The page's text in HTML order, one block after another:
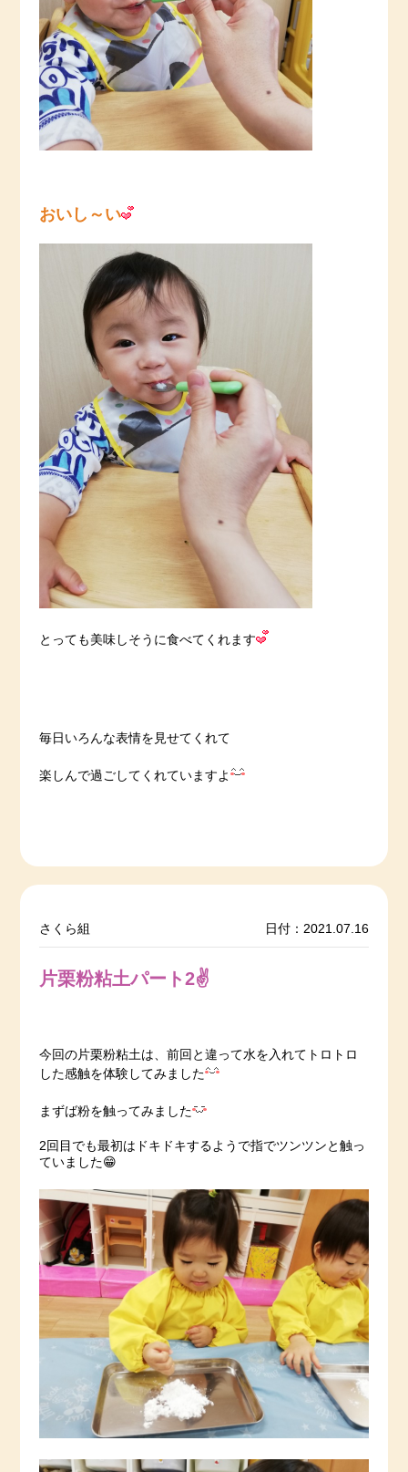
おいし～い
とっても美味しそうに食べてくれます
毎日いろんな表情を見せてくれて
楽しんで過ごしてくれていますよ
さくら組 日付：2021.07.16
片栗粉粘土パート2✌
今回の片栗粉粘土は、前回と違って水を入れてトロトロ
した感触を体験してみました
まずば粉を触ってみました
2回目でも最初はドキドキするようで指でツンツンと触っ
ていました😁